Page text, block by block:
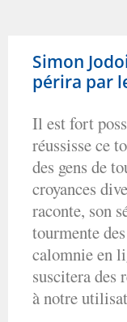
Simon
périra par
Il est fort
réussisse ce
des gens de
croyances
raconte, son
tourmente
calomnie en
suscitera des
à notre